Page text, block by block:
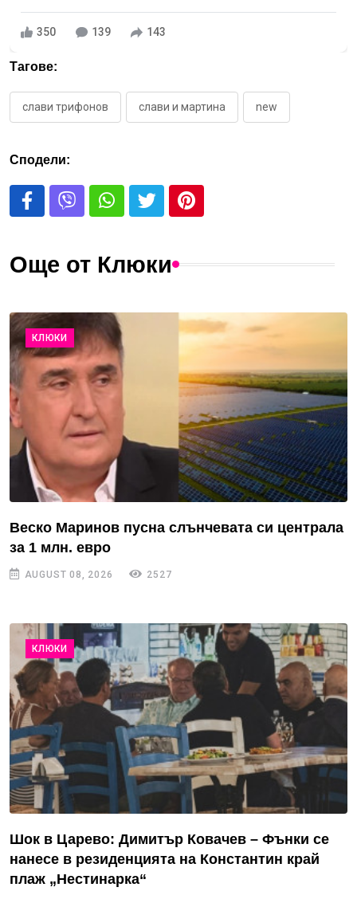
350 139 143
Тагове:
слави трифонов слави и мартина new
Сподели:
Още от Клюки
КЛЮКИ
Веско Маринов пусна слънчевата си централа
за 1 млн. евро
AUGUST 08, 2026 2527
КЛЮКИ
Шок в Царево: Димитър Ковачев – Фънки се
нанесе в резиденцията на Константин край
плаж „Нестинарка“